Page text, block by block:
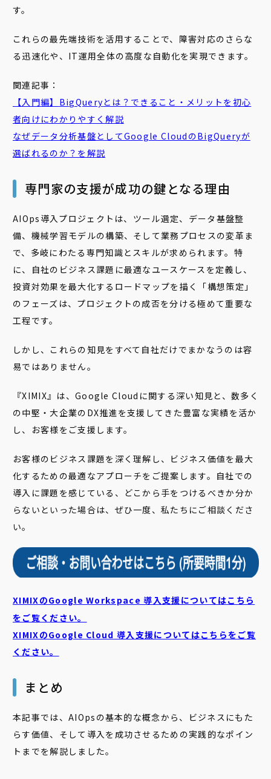
す。
これらの最先端技術を活用することで、障害対応のさらな
る迅速化や、IT運用全体の高度な自動化を実現できます。
関連記事：
【入門編】 BigQueryとは？できること・メリットを初心
者向けにわかりやすく解説
なぜデータ分析基盤としてGoogle CloudのBigQueryが
選ばれるのか？を解説
専門家の支援が成功の鍵となる理由
AIOps導入プロジェクトは、ツール選定、データ基盤整
備、機械学習モデルの構築、そして業務プロセスの変革ま
で、多岐にわたる専門知識とスキルが求められます。特
に、自社のビジネス課題に最適なユースケースを定義し、
投資対効果を最大化するロードマップを描く「構想策定」
のフェーズは、プロジェクトの成否を分ける極めて重要な
工程です。
しかし、これらの知見をすべて自社だけでまかなうのは容
易ではありません。
『XIMIX』は、Google Cloudに関する深い知見と、数多く
の中堅・大企業のDX推進を支援してきた豊富な実績を活か
し、お客様をご支援します。
お客様のビジネス課題を深く理解し、ビジネス価値を最大
化するための最適なアプローチをご提案します。自社での
導入に課題を感じている、どこから手をつけるべきか分か
らないといった場合は、ぜひ一度、私たちにご相談くださ
い。
XIMIXのGoogle Workspace 導入支援についてはこちら
をご覧ください。
XIMIXのGoogle Cloud 導入支援についてはこちらをご覧
ください。
まとめ
本記事では、AIOpsの基本的な概念から、ビジネスにもた
らす価値、そして導入を成功させるための実践的なポイン
トまでを解説しました。